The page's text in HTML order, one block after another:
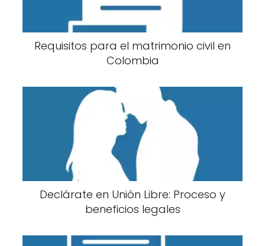
Requisitos para el matrimonio civil en
Colombia
Declárate en Unión Libre: Proceso y
beneficios legales